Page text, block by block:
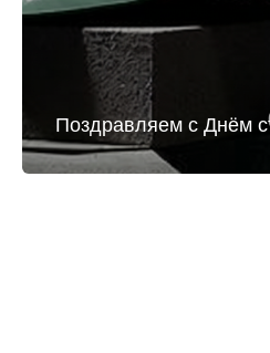
Поздравляем с Днём